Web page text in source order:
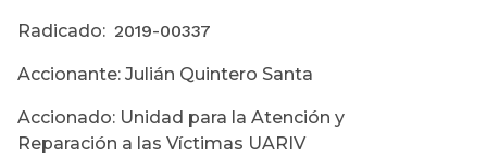
Radicado: 2019-00337
Accionante: Julián Quintero Santa
Accionado: Unidad para la Atención y
Reparación a las Víctimas UARIV